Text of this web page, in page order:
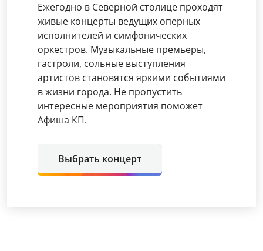
Ежегодно в Северной столице проходят
живые концерты ведущих оперных
исполнителей и симфонических
оркестров. Музыкальные премьеры,
гастроли, сольные выступления
артистов становятся яркими событиями
в жизни города. Не пропустить
интересные мероприятия поможет
Афиша КП.
Выбрать концерт